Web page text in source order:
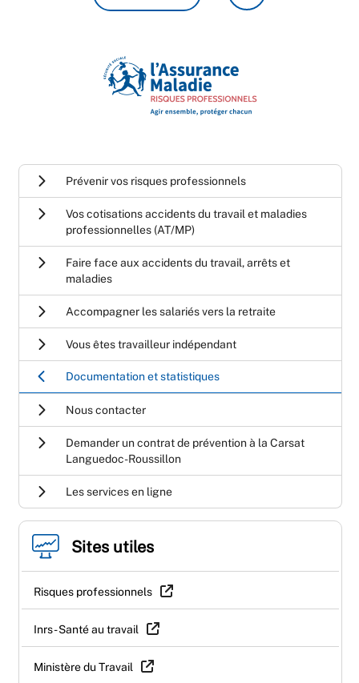
Prévenir vos risques professionnels
Vos cotisations accidents du travail et maladies
professionnelles (AT/MP)
Faire face aux accidents du travail, arrêts et
maladies
Accompagner les salariés vers la retraite
Vous êtes travailleur indépendant
Documentation et statistiques
Nous contacter
Demander un contrat de prévention à la Carsat
Languedoc-Roussillon
Les services en ligne
Sites utiles
Risques professionnels
Inrs - Santé au travail
Ministère du Travail